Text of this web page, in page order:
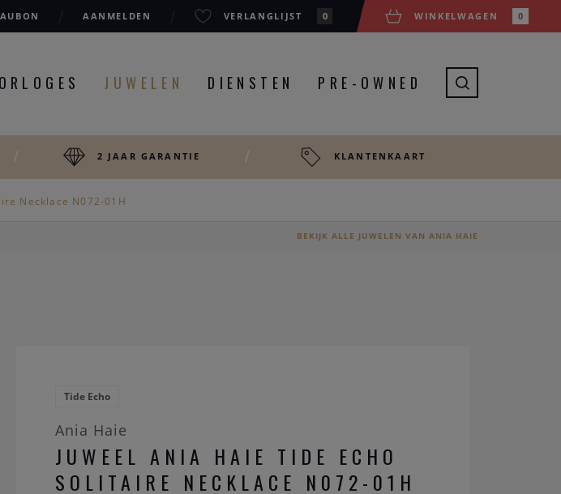
AANMELDEN VERLANGLIJST 0 WINKELWAGEN 0
JUWELEN DIENSTEN PRE-OWNED
2 JAAR GARANTIE KLANTENKAART
Necklace N072-01H
BEKIJK ALLE JUWELEN VAN ANIA HAIE
Tide Echo
Ania Haie
JUWEEL ANIA HAIE TIDE ECHO
SOLITAIRE NECKLACE N072-01H